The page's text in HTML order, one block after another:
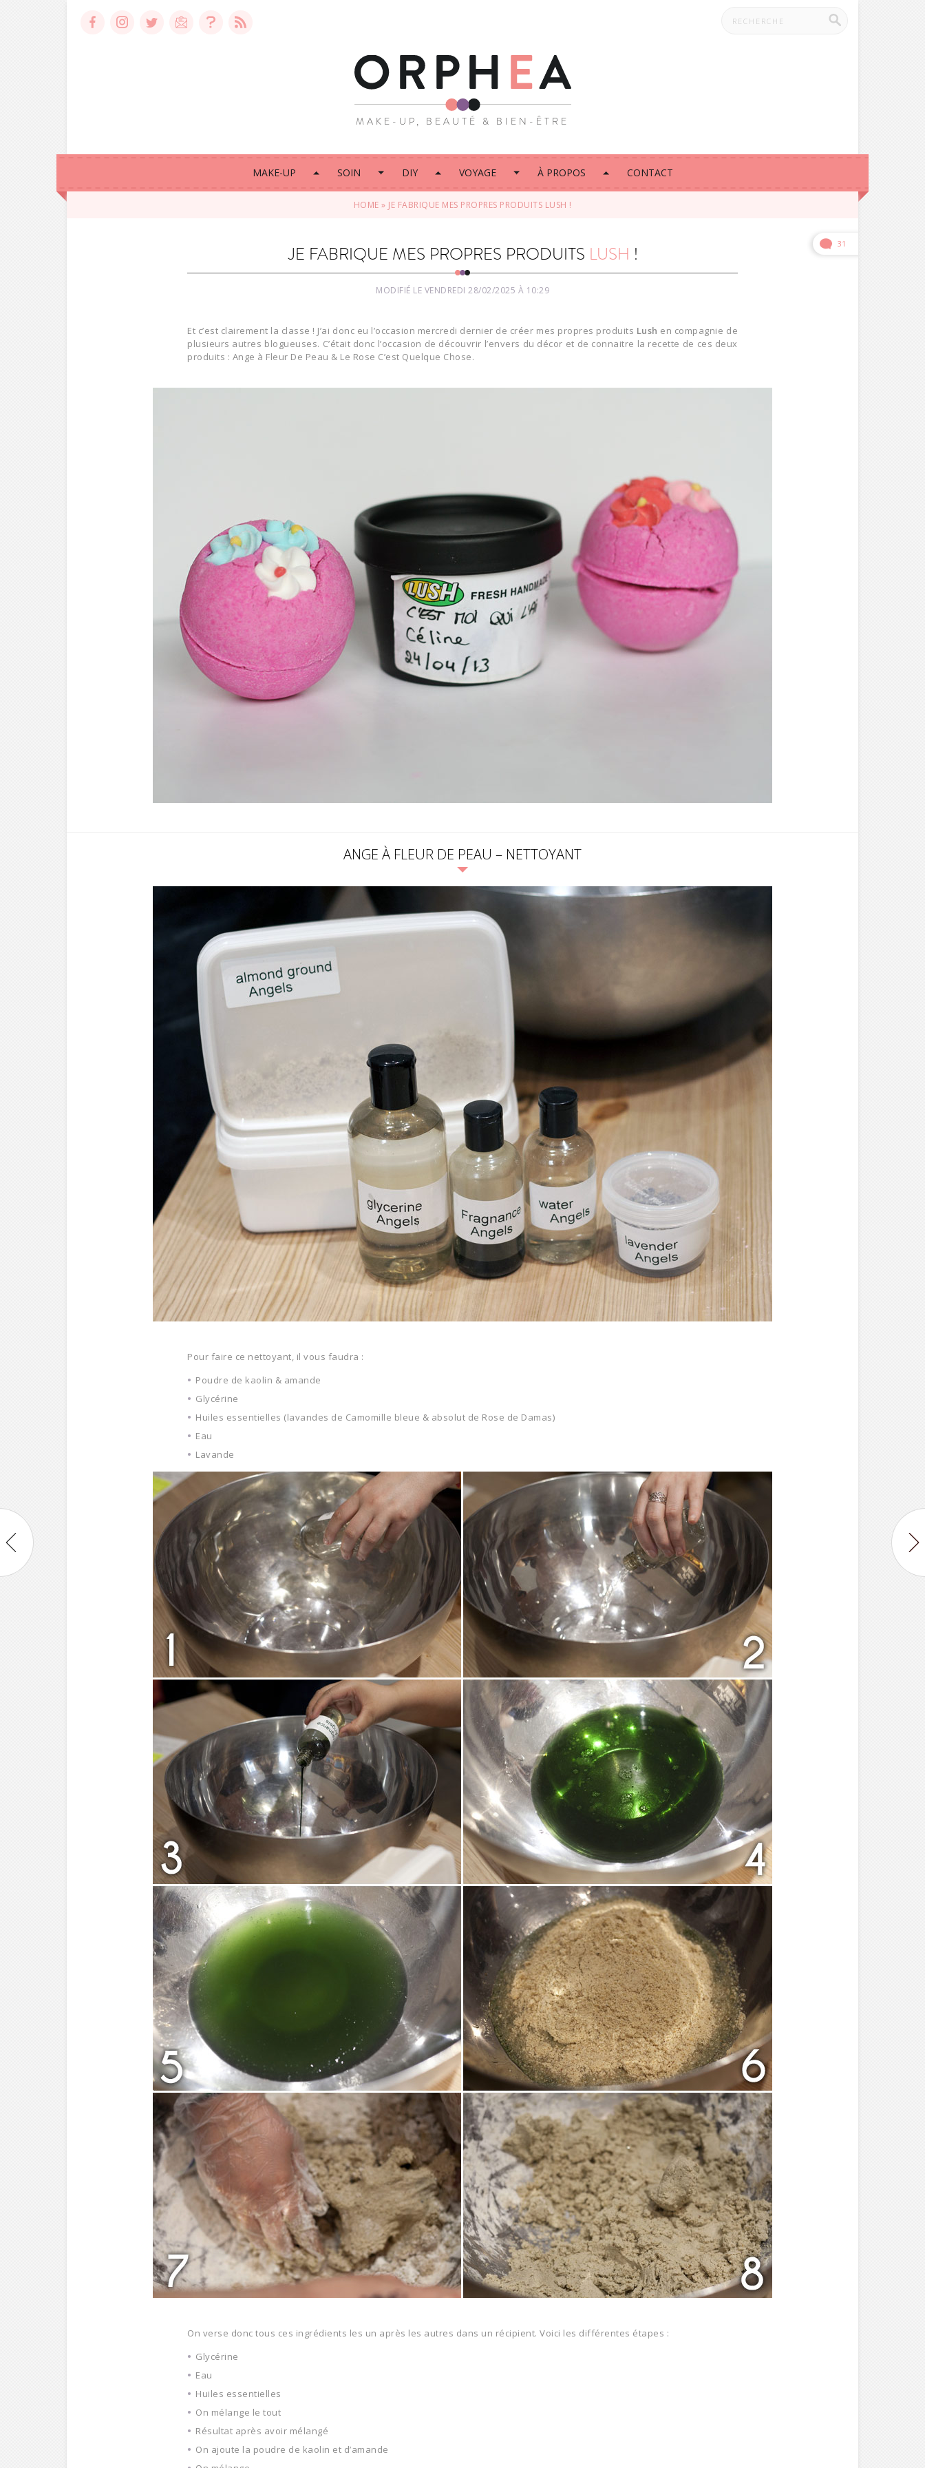
MAKE-UP, BEAUTÉ & BIEN-ÊTRE
MAKE-UP SOIN DIY VOYAGE À PROPOS CONTACT
HOME » JE FABRIQUE MES PROPRES PRODUITS LUSH !
JE FABRIQUE MES PROPRES PRODUITS LUSH !
MODIFIÉ LE VENDREDI 28/02/2025 À 10:29
31
Et c’est clairement la classe ! J’ai donc eu l’occasion mercredi dernier de créer mes propres produits Lush en compagnie de
plusieurs autres blogueuses. C’était donc l’occasion de découvrir l’envers du décor et de connaitre la recette de ces deux
produits : Ange à Fleur De Peau & Le Rose C’est Quelque Chose.
ANGE À FLEUR DE PEAU – NETTOYANT
Pour faire ce nettoyant, il vous faudra :
Poudre de kaolin & amande
Glycérine
Huiles essentielles (lavandes de Camomille bleue & absolut de Rose de Damas)
Eau
Lavande
On verse donc tous ces ingrédients les un après les autres dans un récipient. Voici les différentes étapes :
Glycérine
Eau
Huiles essentielles
On mélange le tout
Résultat après avoir mélangé
On ajoute la poudre de kaolin et d’amande
S'INSCRIRE